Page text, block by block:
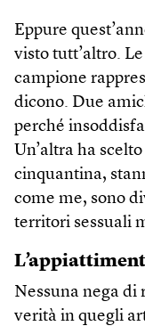
Eppure
visto tutt’altro.
campione
dicono. Due
perché
Un’altra ha
cinquantina,
come me, sono
territori sessuali
Nessuna nega
verità in quegli